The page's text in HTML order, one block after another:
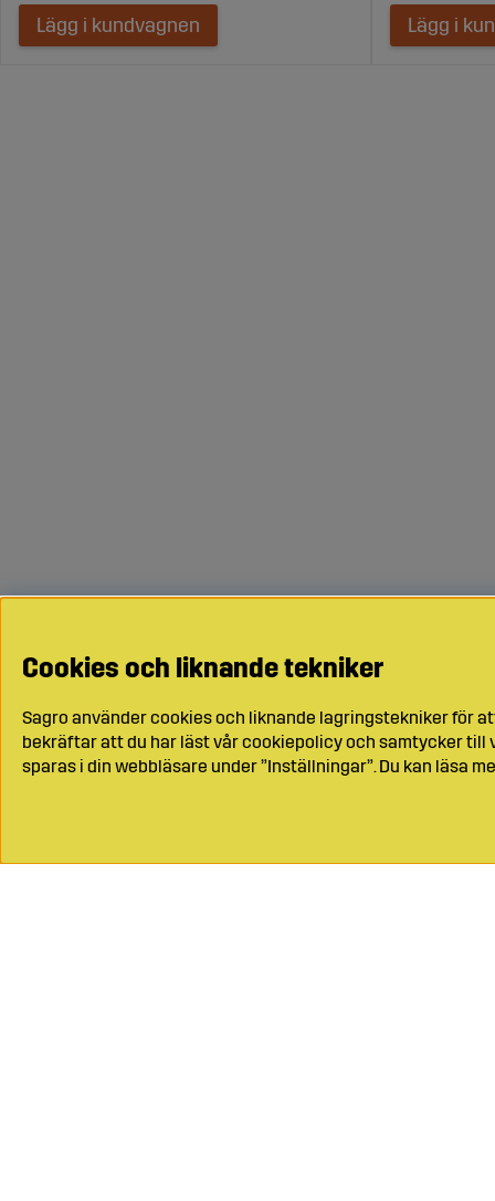
Lägg i kundvagnen Lägg i
Cookies och liknande tekniker
Sagro använder cookies och liknande lagringstekniker för
bekräftar att du har läst vår cookiepolicy och samtycker till
sparas i din webbläsare under ”Inställningar”. Du kan läsa